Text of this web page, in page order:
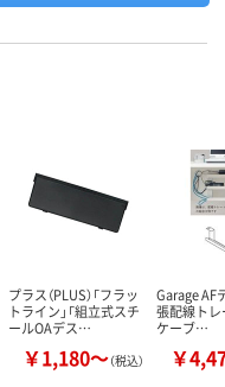
プラス（PLUS）「フラッ
トライン」「組立式スチ
ールOAデス…
￥1,180～（税込）
Garage AF
張配線ト
ケーブ…
￥